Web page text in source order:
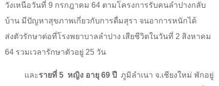
วังเหนือวันที่ 9 กรกฎาคม 64 ตามโครงการรับคนลำปางกลับ
บ้าน มีปัญหาสุขภาพเกี่ยวกับการดื่มสุรา จนอาการหนักได้
ส่งตัวรักษาต่อที่โรงพยาบาลลำปาง เสียชีวิตในวันที่ 2 สิงหาคม
64 รวมเวลารักษาตัวอยู่ 25 วัน
และรายที่ 5 หญิง อายุ 69 ปี ภูมิลำเนา จ.เชียงใหม่ พักอยู่